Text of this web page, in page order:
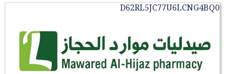
D62RL5JC77U6LCNG4BQ0